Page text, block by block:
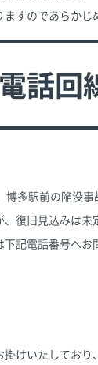
すのであらかじ
話回
多駅前の陥没
復旧見込みは未
記電話番号へ
けいたしており